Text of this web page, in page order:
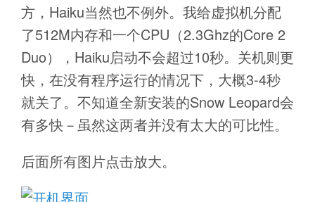
方，Haiku当然也不例外。我给虚拟机分配
了512M内存和一个CPU（2.3Ghz的Core 2
Duo），Haiku启动不会超过10秒。关机则更
快，在没有程序运行的情况下，大概3-4秒
就关了。不知道全新安装的Snow Leopard会
有多快－虽然这两者并没有太大的可比性。
后面所有图片点击放大。